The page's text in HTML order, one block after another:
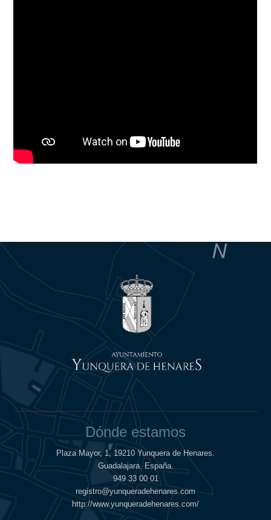
Dónde estamos
Plaza Mayor, 1, 19210 Yunquera de Henares.
Guadalajara. España.
949 33 00 01
registro@yunqueradehenares.com
http://www.yunqueradehenares.com/